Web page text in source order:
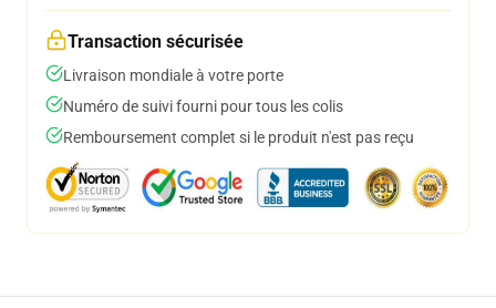
Transaction sécurisée
Livraison mondiale à votre porte
Numéro de suivi fourni pour tous les colis
Remboursement complet si le produit n'est pas reçu